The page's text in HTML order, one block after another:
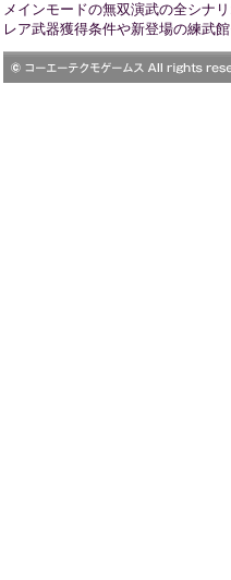
メインモードの無双演武の全シナ
レア武器獲得条件や新登場の練武